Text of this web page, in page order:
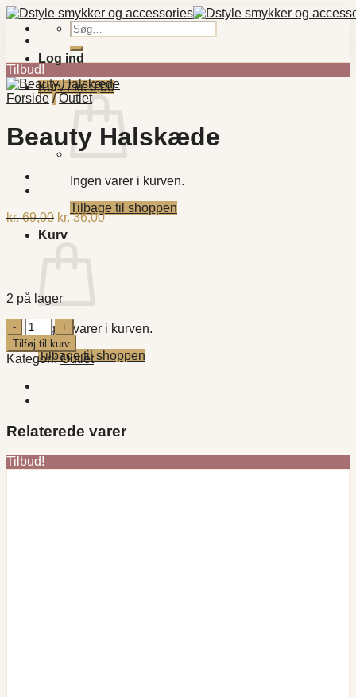
Fortsæt
indhold
Søg
efter:
Log ind
Kurv /kr.0,00
Ingen varer i kurven.
Tilbage til shoppen
Kurv
Ingen varer i kurven.
Tilbage til shoppen
Tilbud!
Forside / Outlet
Beauty Halskæde
kr.69,00 Den
oprindelige
kr.36,00Den
2 på lager
Beauty
Halskæde
antal
Tilføj til kurv
Kategori:Outlet
Relaterede varer
Tilbud!